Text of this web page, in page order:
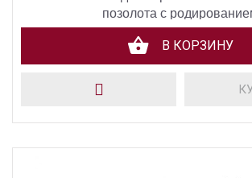
позолота с
В КОРЗИНУ